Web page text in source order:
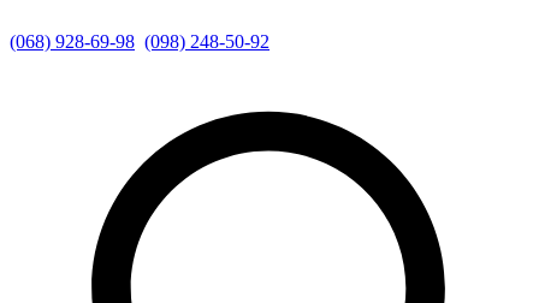
(068) 928-69-98 (098) 248-50-92